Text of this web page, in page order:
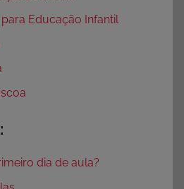
Educação Infantil
dia de aula?